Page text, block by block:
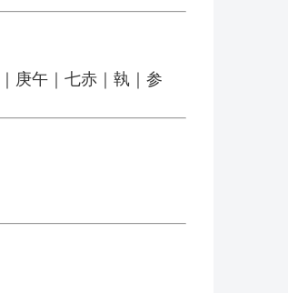
｜庚午｜七赤｜執｜参